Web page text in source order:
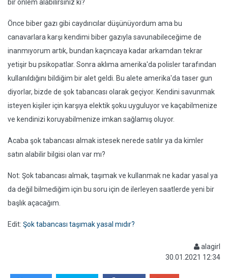
bir önlem alabilirsiniz ki?
Önce biber gazı gibi caydırıcılar düşünüyordum ama bu
canavarlara karşı kendimi biber gazıyla savunabileceğime de
inanmıyorum artık, bundan kaçıncaya kadar arkamdan tekrar
yetişir bu psikopatlar. Sonra aklıma amerika'da polisler tarafından
kullanıldığını bildiğim bir alet geldi. Bu alete amerika'da taser gun
diyorlar, bizde de şok tabancası olarak geçiyor. Kendini savunmak
isteyen kişiler için karşıya elektik şoku uyguluyor ve kaçabilmenize
ve kendinizi koruyabilmenize imkan sağlamış oluyor.
Acaba şok tabancası almak istesek nerede satılır ya da kimler
satın alabilir bilgisi olan var mı?
Not: Şok tabancası almak, taşımak ve kullanmak ne kadar yasal ya
da değil bilmediğim için bu soru için de ilerleyen saatlerde yeni bir
başlık açacağım.
Edit: Şok tabancası taşımak yasal mıdır?
alagirl
30.01.2021 12:34